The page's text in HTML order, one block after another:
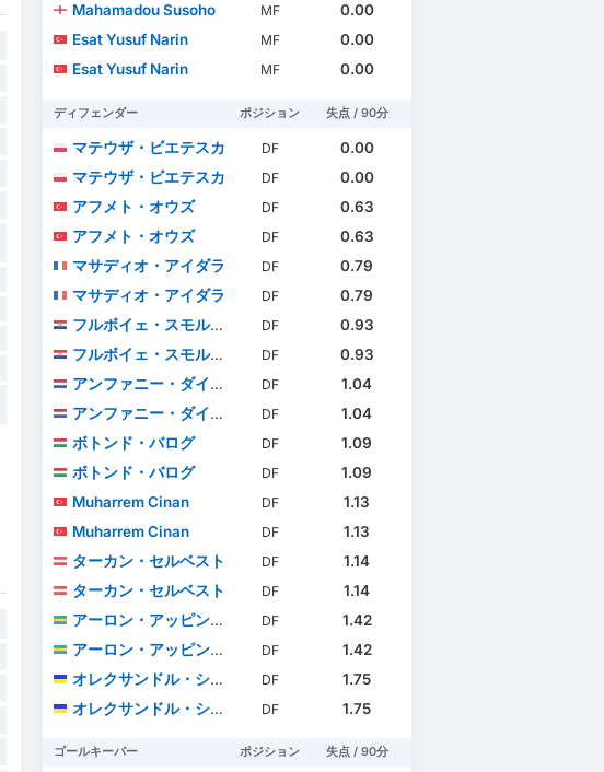
Mahamadou Susoho
MF
0.00
Esat Yusuf Narin
MF
0.00
Esat Yusuf Narin
MF 0.00
ディフェンダー ポジション 失点 / 90分
マテウザ・ビエテスカ DF
0.00
マテウザ・ビエテスカ
DF
0.00
アフメト・オウズ
DF
0.63
アフメト・オウズ
DF
0.63
マサディオ・アイダラ
DF
0.79
マサディオ・アイダラ
DF
0.79
フルボイェ・スモルチッチ
DF
0.93
フルボイェ・スモルチッチ
DF
0.93
アンファニー・ダイクスチール
DF
1.04
アンファニー・ダイクスチール
DF
1.04
ボトンド・バログ
DF
1.09
ボトンド・バログ
DF
1.09
Muharrem Cinan
DF
1.13
Muharrem Cinan
DF
1.13
ターカン・セルベスト
DF
1.14
ターカン・セルベスト
DF
1.14
アーロン・アッピンダンゴエ
DF
1.42
アーロン・アッピンダンゴエ
DF
1.42
オレクサンドル・シロタ
DF
1.75
オレクサンドル・シロタ
DF 1.75
ゴールキーパー ポジション 失点 / 90分